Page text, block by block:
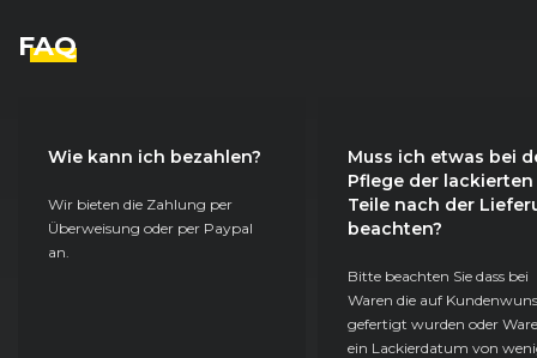
FAQ
Wie kann ich bezahlen?
Wir bieten die Zahlung per
Überweisung oder per Paypal
an.
Muss ich etwas bei
Pflege der lackierten
Teile nach der
beachten?
Bitte beachten Sie dass bei
Waren die auf
gefertigt wurden oder
ein Lackierdatum von